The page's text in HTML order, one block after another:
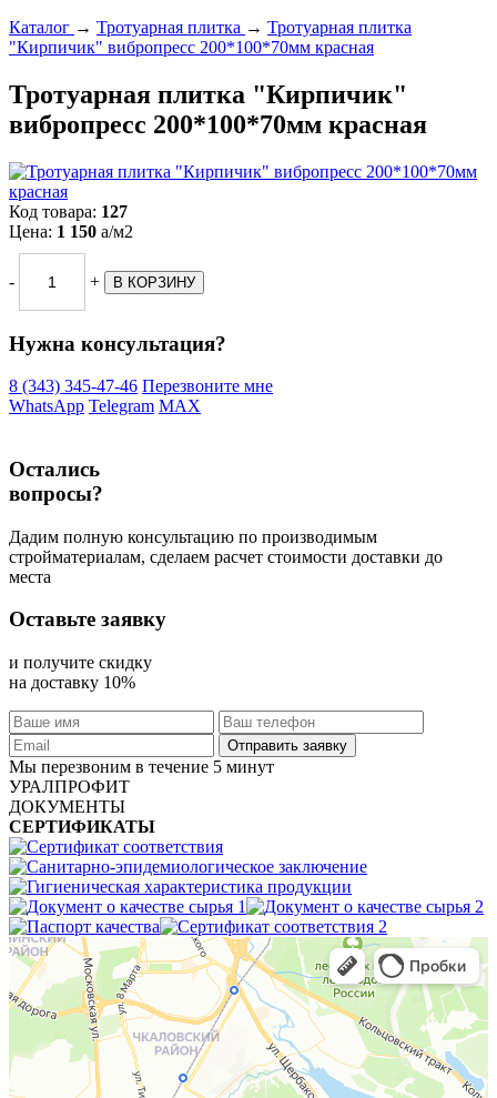
Каталог → Тротуарная плитка → Тротуарная плитка
"Кирпичик" вибропресс 200*100*70мм красная
Тротуарная плитка "Кирпичик"
вибропресс 200*100*70мм красная
Код товара: 127
Цена: 1 150 a/м2
- +
Нужна консультация?
8 (343) 345-47-46 Перезвоните мне
WhatsApp Telegram MAX
Остались
вопросы?
Дадим полную консультацию по производимым
стройматериалам, сделаем расчет стоимости доставки до
места
Оставьте заявку
и получите скидку
на доставку 10%
Мы перезвоним в течение 5 минут
УРАЛПРОФИТ
ДОКУМЕНТЫ
СЕРТИФИКАТЫ